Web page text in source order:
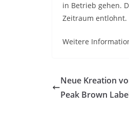
in Betrieb gehen.
Zeitraum entlohnt.
Weitere
Neue Kreation
Peak Brown